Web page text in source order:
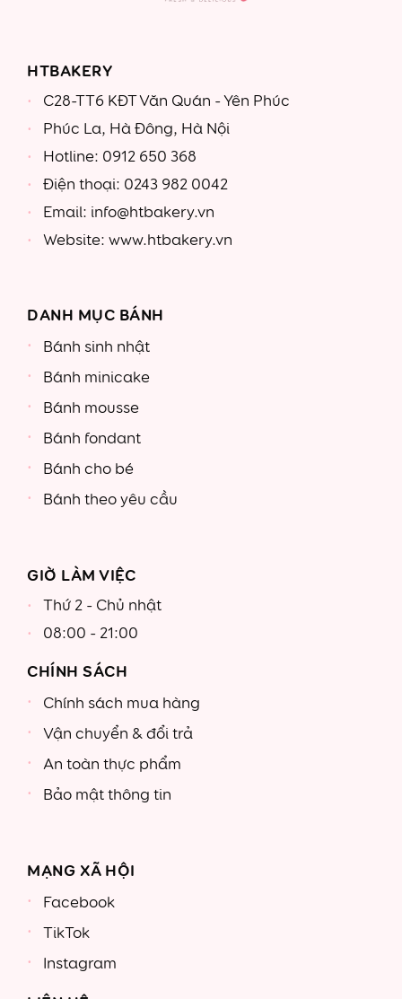
HTBAKERY
C28-TT6 KĐT Văn Quán - Yên Phúc
Phúc La, Hà Đông, Hà Nội
Hotline: 0912 650 368
Điện thoại: 0243 982 0042
Email: info@htbakery.vn
Website: www.htbakery.vn
DANH MỤC BÁNH
Bánh sinh nhật
Bánh minicake
Bánh mousse
Bánh fondant
Bánh cho bé
Bánh theo yêu cầu
GIỜ LÀM VIỆC
Thứ 2 - Chủ nhật
08:00 - 21:00
CHÍNH SÁCH
Chính sách mua hàng
Vận chuyển & đổi trả
An toàn thực phẩm
Bảo mật thông tin
MẠNG XÃ HỘI
Facebook
TikTok
Instagram